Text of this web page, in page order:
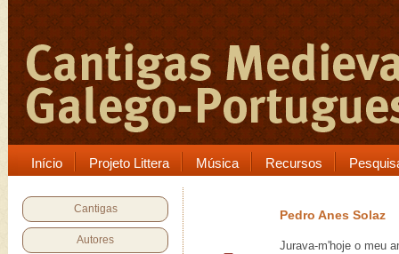
Início Projeto Littera Música Recursos
Cantigas
Autores
Pedro Anes Solaz
Jurava-m'hoje o meu